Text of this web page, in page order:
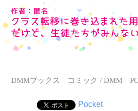
DMMブックス コミック / DMM PC
Pocket